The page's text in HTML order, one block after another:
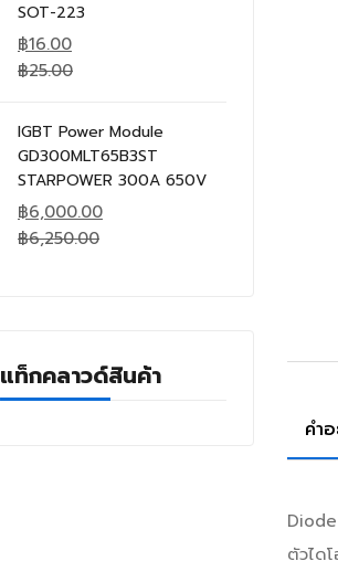
SOT-223
฿16.00
฿25.00
IGBT Power Module
GD300MLT65B3ST
STARPOWER 300A 650V
฿6,000.00
฿6,250.00
แท็กคลาวด์สินค้า
คำ
ตัวได